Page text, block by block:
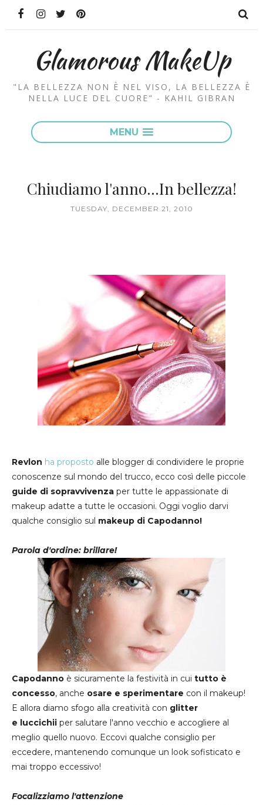
Glamorous MakeUp
"LA BELLEZZA NON È NEL VISO, LA BELLEZZA È
NELLA LUCE DEL CUORE" - KAHIL GIBRAN
MENU
Chiudiamo l'anno...In bellezza!
TUESDAY, DECEMBER 21, 2010
Revlon ha proposto alle blogger di condividere le proprie
conoscenze sul mondo del trucco, ecco così delle piccole
guide di sopravvivenza per tutte le appassionate di
makeup adatte a tutte le occasioni. Oggi voglio darvi
qualche consiglio sul makeup di Capodanno!
Parola d'ordine: brillare!
Capodanno è sicuramente la festività in cui tutto è
concesso, anche osare e sperimentare con il makeup!
E allora diamo sfogo alla creatività con glitter
e luccichii per salutare l'anno vecchio e accogliere al
meglio quello nuovo. Eccovi qualche consiglio per
eccedere, mantenendo comunque un look sofisticato e
mai troppo eccessivo!
Focalizziamo l'attenzione